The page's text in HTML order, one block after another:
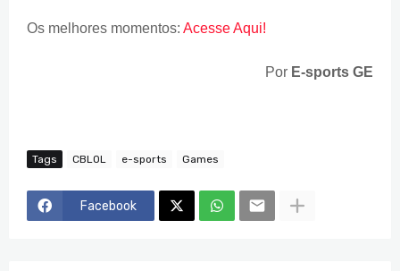
Os melhores momentos: Acesse Aqui!
Por E-sports GE
Tags CBLOL e-sports Games
Facebook